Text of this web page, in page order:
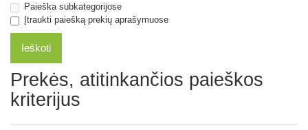
Paieška subkategorijose
Įtraukti paiešką prekių aprašymuose
Prekės, atitinkančios paieškos
kriterijus